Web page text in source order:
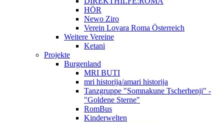
HÖR
Newo Ziro
Verein Lovara Roma Österreich
Weitere Vereine
Ketani
Projekte
Burgenland
MRI BUTI
mri historija/amari historija
Tanzgruppe "Somnakune Tscherhenji" -
"Goldene Sterne"
RomBus
Kinderwelten